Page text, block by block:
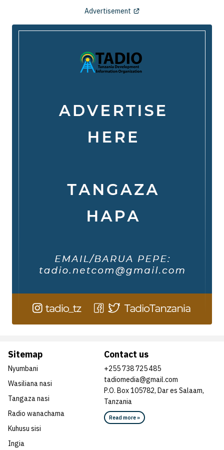
Advertisement
Sitemap
Nyumbani
Wasiliana nasi
Tangaza nasi
Radio wanachama
Kuhusu sisi
Ingia
Contact us
+255 738 725 485
tadiomedia@gmail.com
P.O. Box 105782, Dar es Salaam,
Tanzania
Read more »